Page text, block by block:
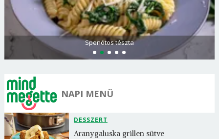
Spenótos tészta
NAPI MENÜ
DESSZERT
Aranygaluska grillen sütve